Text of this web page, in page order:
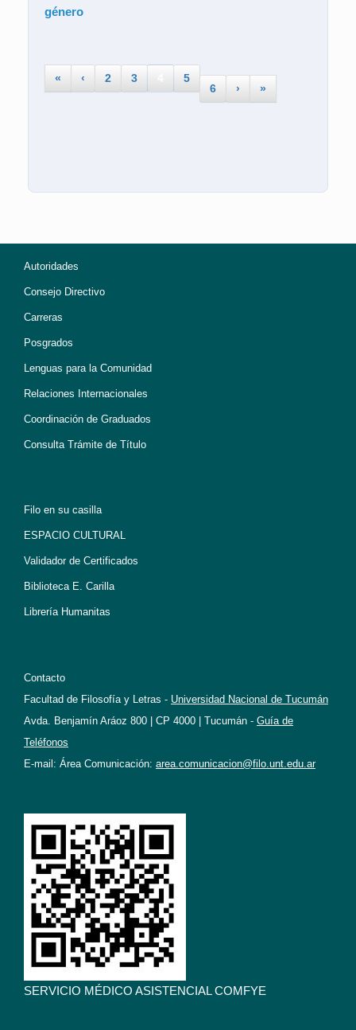
género
« ‹ 2 3
5
6
› »
Autoridades
Consejo Directivo
Carreras
Posgrados
Lenguas para la Comunidad
Relaciones Internacionales
Coordinación de Graduados
Consulta Trámite de Título
Filo en su casilla
ESPACIO CULTURAL
Validador de Certificados
Biblioteca E. Carilla
Librería Humanitas
Contacto
Facultad de Filosofía y Letras - Universidad Nacional de Tucumán
Avda. Benjamín Aráoz 800 | CP 4000 | Tucumán - Guía de
Teléfonos
E-mail: Área Comunicación: area.comunicacion@filo.unt.edu.ar
SERVICIO MÉDICO ASISTENCIAL COMFYE